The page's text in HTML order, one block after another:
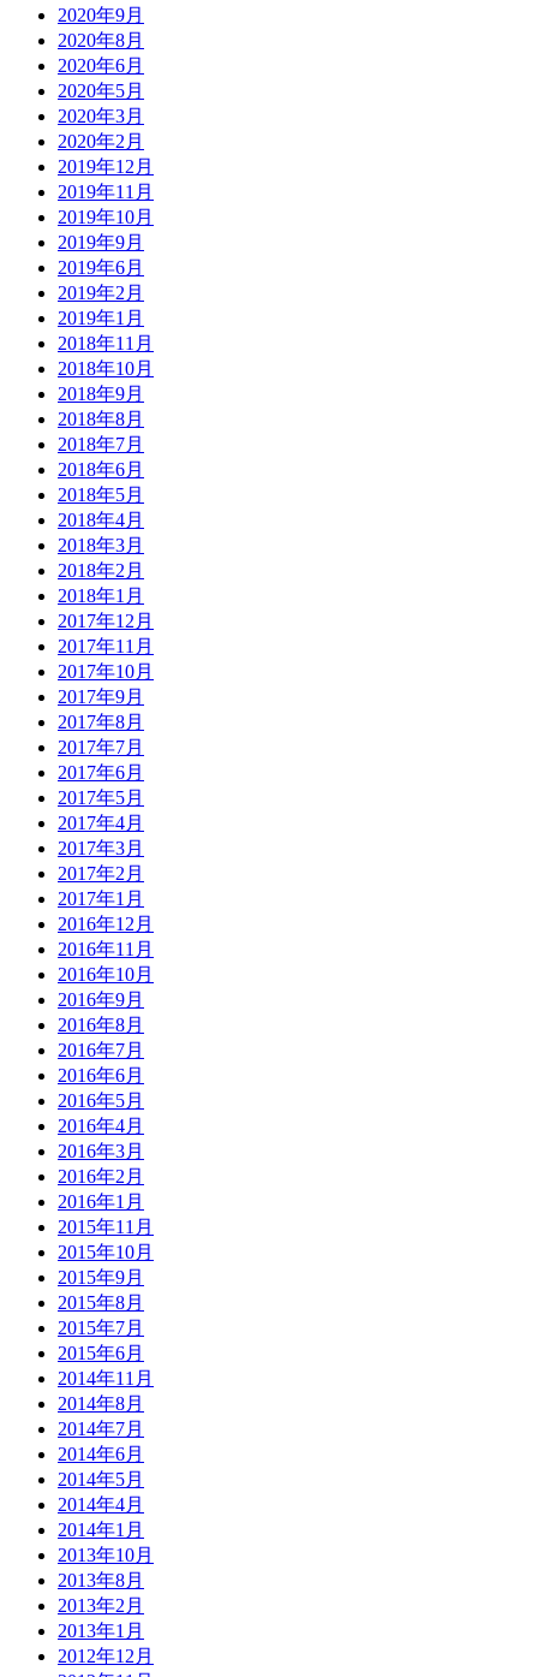
2020年9月
2020年8月
2020年6月
2020年5月
2020年3月
2020年2月
2019年12月
2019年11月
2019年10月
2019年9月
2019年6月
2019年2月
2019年1月
2018年11月
2018年10月
2018年9月
2018年8月
2018年7月
2018年6月
2018年5月
2018年4月
2018年3月
2018年2月
2018年1月
2017年12月
2017年11月
2017年10月
2017年9月
2017年8月
2017年7月
2017年6月
2017年5月
2017年4月
2017年3月
2017年2月
2017年1月
2016年12月
2016年11月
2016年10月
2016年9月
2016年8月
2016年7月
2016年6月
2016年5月
2016年4月
2016年3月
2016年2月
2016年1月
2015年11月
2015年10月
2015年9月
2015年8月
2015年7月
2015年6月
2014年11月
2014年8月
2014年7月
2014年6月
2014年5月
2014年4月
2014年1月
2013年10月
2013年8月
2013年2月
2013年1月
2012年12月